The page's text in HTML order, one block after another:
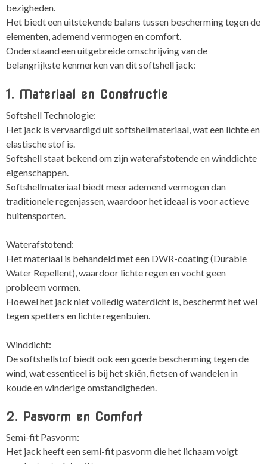
bezigheden.
Het biedt een uitstekende balans tussen bescherming tegen de
elementen, ademend vermogen en comfort.
Onderstaand een uitgebreide omschrijving van de
belangrijkste kenmerken van dit softshell jack:
1. Materiaal en Constructie
Softshell Technologie:
Het jack is vervaardigd uit softshellmateriaal, wat een lichte en
elastische stof is.
Softshell staat bekend om zijn waterafstotende en winddichte
eigenschappen.
Softshellmateriaal biedt meer ademend vermogen dan
traditionele regenjassen, waardoor het ideaal is voor actieve
buitensporten.
Waterafstotend:
Het materiaal is behandeld met een DWR-coating (Durable
Water Repellent), waardoor lichte regen en vocht geen
probleem vormen.
Hoewel het jack niet volledig waterdicht is, beschermt het wel
tegen spetters en lichte regenbuien.
Winddicht:
De softshellstof biedt ook een goede bescherming tegen de
wind, wat essentieel is bij het skiën, fietsen of wandelen in
koude en winderige omstandigheden.
2. Pasvorm en Comfort
Semi-fit Pasvorm:
Het jack heeft een semi-fit pasvorm die het lichaam volgt